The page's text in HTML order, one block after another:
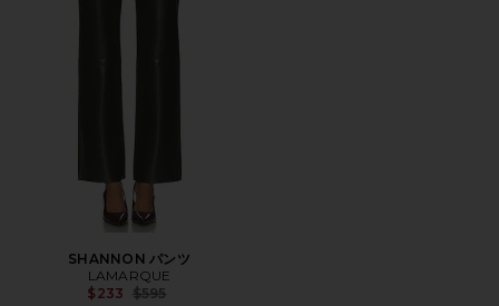
SHANNON パンツ
LAMARQUE
$233 Previous price:
$595